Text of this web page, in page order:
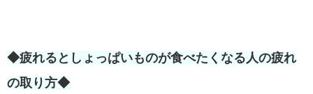
◆疲れるとしょっぱいものが食べたくなる人の疲れ
の取り方◆